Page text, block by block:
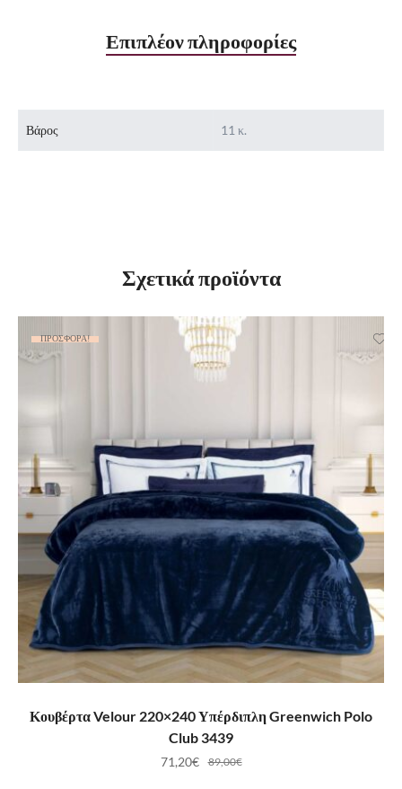
Επιπλέον πληροφορίες
Βάρος 11 κ.
Σχετικά προϊόντα
ΠΡΟΣΦΟΡΆ!
ΠΡΟΣΘΉΚΗ ΣΤΟ ΚΑΛΆΘΙ
Κουβέρτα Velour 220×240 Υπέρδιπλη Greenwich Polo
Club 3439
89,00€
71,20€